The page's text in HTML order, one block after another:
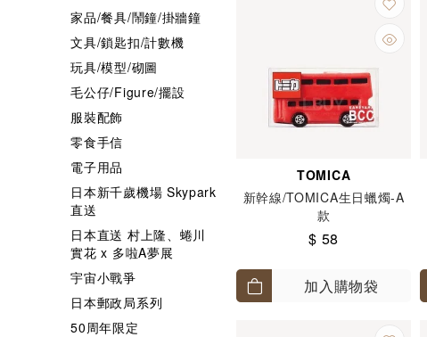
家品/餐具/鬧鐘/掛牆鐘
文具/鎖匙扣/計數機
玩具/模型/砌圖
毛公仔/Figure/擺設
服裝配飾
零食手信
電子用品
日本新千歲機場 Skypark
直送
日本直送 村上隆、蜷川
實花 x 多啦A夢展
宇宙小戰爭
日本郵政局系列
50周年限定
TOMICA
新幹線/TOMICA生日蠟燭-A
款
$ 58
加入購物袋